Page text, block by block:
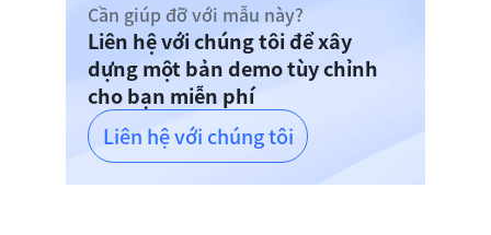
Liên hệ với chúng tôi
Cần giúp đỡ với mẫu này?
Liên hệ với chúng tôi để xây
dựng một bản demo tùy chỉnh
cho bạn miễn phí